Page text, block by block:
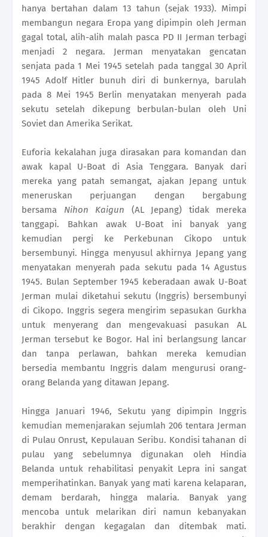
hanya bertahan dalam 13 tahun (sejak 1933). Mimpi
membangun negara Eropa yang dipimpin oleh Jerman
gagal total, alih-alih malah pasca PD II Jerman terbagi
menjadi 2 negara. Jerman menyatakan gencatan
senjata pada 1 Mei 1945 setelah pada tanggal 30 April
1945 Adolf Hitler bunuh diri di bunkernya, barulah
pada 8 Mei 1945 Berlin menyatakan menyerah pada
sekutu setelah dikepung berbulan-bulan oleh Uni
Soviet dan Amerika Serikat.
Euforia kekalahan juga dirasakan para komandan dan
awak kapal U-Boat di Asia Tenggara. Banyak dari
mereka yang patah semangat, ajakan Jepang untuk
meneruskan perjuangan dengan bergabung
bersama Nihon Kaigun (AL Jepang) tidak mereka
tanggapi. Bahkan awak U-Boat ini banyak yang
kemudian pergi ke Perkebunan Cikopo untuk
bersembunyi. Hingga menyusul akhirnya Jepang yang
menyatakan menyerah pada sekutu pada 14 Agustus
1945. Bulan September 1945 keberadaan awak U-Boat
Jerman mulai diketahui sekutu (Inggris) bersembunyi
di Cikopo. Inggris segera mengirim sepasukan Gurkha
untuk menyerang dan mengevakuasi pasukan AL
Jerman tersebut ke Bogor. Hal ini berlangsung lancar
dan tanpa perlawan, bahkan mereka kemudian
bersedia membantu Inggris dalam mengurusi orang-
orang Belanda yang ditawan Jepang.
Hingga Januari 1946, Sekutu yang dipimpin Inggris
kemudian memenjarakan sejumlah 206 tentara Jerman
di Pulau Onrust, Kepulauan Seribu. Kondisi tahanan di
pulau yang sebelumnya digunakan oleh Hindia
Belanda untuk rehabilitasi penyakit Lepra ini sangat
memperihatinkan. Banyak yang mati karena kelaparan,
demam berdarah, hingga malaria. Banyak yang
mencoba untuk melarikan diri namun kebanyakan
berakhir dengan kegagalan dan ditembak mati.